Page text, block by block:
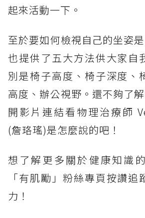
起來活動一下。
至於要如何檢視自己的坐姿
也提供了五大方法供大家自
別是椅子高度、椅子深度、
高度、辦公視野。還不夠了
開影片連結看物理治療師
(詹珞瑤)是怎麼說的吧！
想了解更多關於健康知識
「有肌勵」粉絲專頁按讚追
力！